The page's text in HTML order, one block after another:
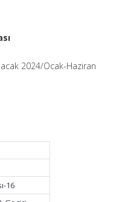
2024/Ocak-Haziran
16